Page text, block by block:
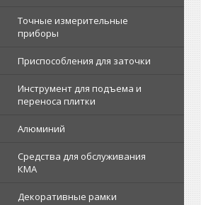
Точные измерительные
приборы
Приспособления для заточки
Инструмент для подъема и
переноса плитки
Алюминий
Средства для обслуживания
КМА
Декоративные рамки